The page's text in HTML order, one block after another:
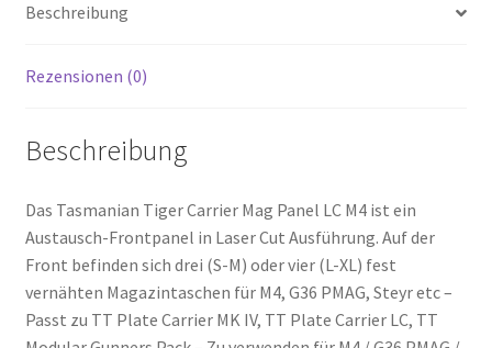
Beschreibung
Rezensionen (0)
Beschreibung
Das Tasmanian Tiger Carrier Mag Panel LC M4 ist ein
Austausch-Frontpanel in Laser Cut Ausführung. Auf der
Front befinden sich drei (S-M) oder vier (L-XL) fest
vernähten Magazintaschen für M4, G36 PMAG, Steyr etc –
Passt zu TT Plate Carrier MK IV, TT Plate Carrier LC, TT